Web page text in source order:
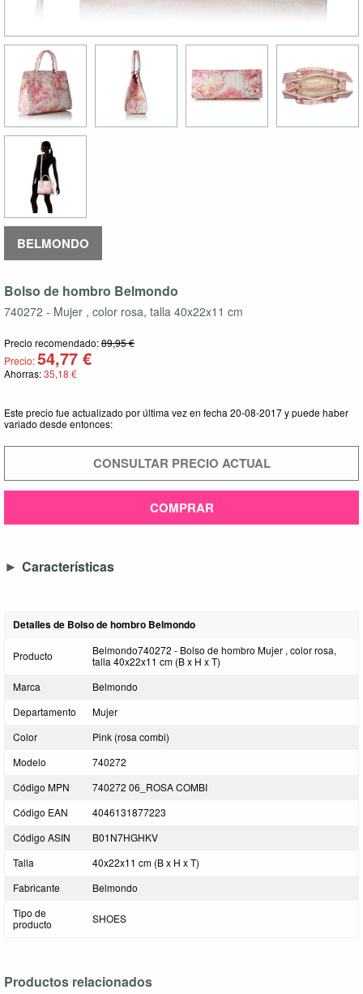
BELMONDO
Bolso de hombro Belmondo
740272 - Mujer , color rosa, talla 40x22x11 cm
Precio recomendado:89,95 €
Precio:54,77 €
Ahorras:35,18 €
Este precio fue actualizado por última vez en fecha 20-08-2017 y puede haber
variado desde entonces:
CONSULTAR PRECIO ACTUAL
COMPRAR
Características
Detalles de Bolso de hombro Belmondo
Producto
Belmondo740272 - Bolso de hombro Mujer , color rosa,
talla 40x22x11 cm (B x H x T)
Marca
Belmondo
Departamento
Mujer
Color
Pink (rosa combi)
Modelo
740272
Código MPN
740272 06_ROSA COMBI
Código EAN
4046131877223
Código ASIN
B01N7HGHKV
Talla
40x22x11 cm (B x H x T)
Fabricante
Belmondo
Tipo de
producto
SHOES
Productos relacionados